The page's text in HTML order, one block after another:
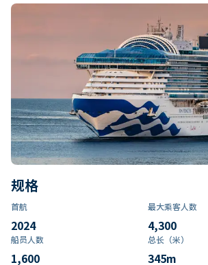
规格
首航
2024
最大乘客人数
4,300
船员人数
1,600
总长（米）
345m